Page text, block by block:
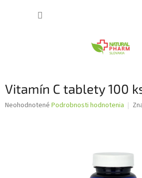
Vitamín C tablety 100
Priemerné
Neohodnotené Podrobnosti hodnotenia